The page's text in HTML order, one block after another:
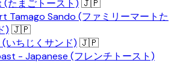
(たまごトースト) 🇯🇵
Tamago Sando (ファミリーマートた
) 🇯🇵
(いちじくサンド) 🇯🇵
- Japanese (フレンチトースト)